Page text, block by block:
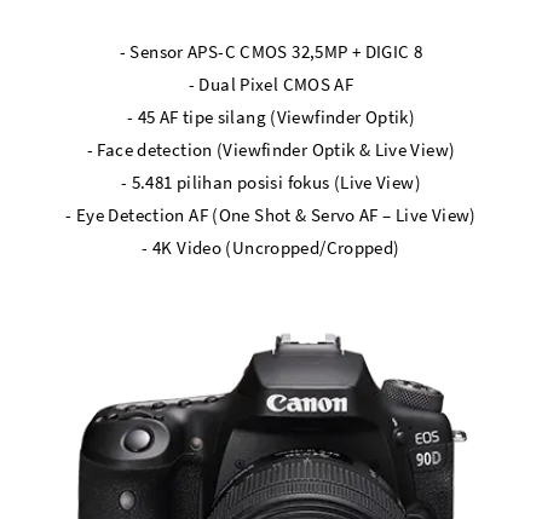
- Sensor APS-C CMOS 32,5MP + DIGIC 8
- Dual Pixel CMOS AF
- 45 AF tipe silang (Viewfinder Optik)
- Face detection (Viewfinder Optik & Live View)
- 5.481 pilihan posisi fokus (Live View)
- Eye Detection AF (One Shot & Servo AF – Live View)
- 4K Video (Uncropped/Cropped)